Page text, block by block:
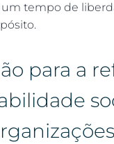
tempo de
para a